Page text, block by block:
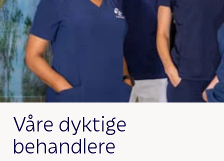
Våre dyktige
behandlere